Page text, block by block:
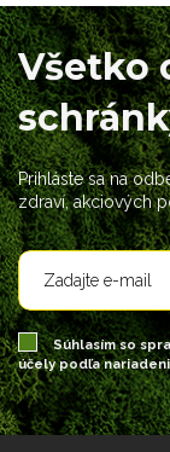
Všetko
Prihláste sa na
zdraví, akciových
Súhlasím so
účely podľa